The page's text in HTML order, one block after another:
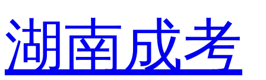
湖南成考